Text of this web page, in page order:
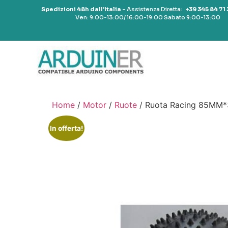
Spedizioni 48h dall’Italia – Assistenza Diretta: +39 345 84 71
Ven: 9:00-13:00/ 16:00-19:00 Sabato 9:00-13:00
Home / Motor / Ruote / Ruota Racing
In offerta!